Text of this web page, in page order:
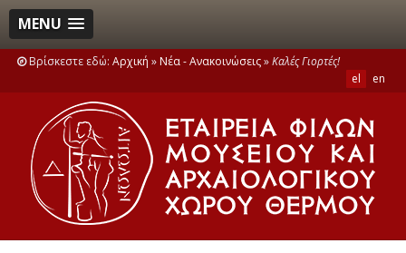
MENU
Βρίσκεστε εδώ: Αρχική » Νέα - Ανακοινώσεις»Καλές Γιορτές!
el
en